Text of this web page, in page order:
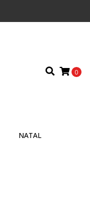
0
NATAL